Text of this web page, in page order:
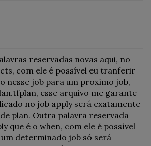
reservadas novas aqui, no
com ele é possível eu tranferir
nesse job para um proxímo job,
esse arquivo me garante
no job apply será exatamente
plan. Outra palavra reservada
que é o when, com ele é possível
determinado job só será